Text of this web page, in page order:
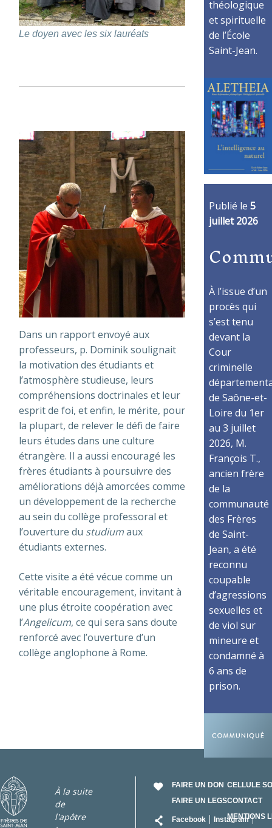
Le doyen avec les six lauréats
Dans un rapport envoyé aux
professeurs, p. Dominik soulignait
la motivation des étudiants et
l’atmosphère studieuse, leurs
compréhensions doctrinales et leur
esprit de foi, et enfin, le mérite, pour
la plupart, de relever le défi de faire
leurs études dans une culture
étrangère. Il a aussi encouragé les
frères étudiants à poursuivre des
améliorations déjà amorcées comme
un développement de la recherche
au sein du collège professoral et
l’ouverture du studiumaux
étudiants externes.
Cette visite a été vécue comme un
véritable encouragement, invitant à
une plus étroite coopération avec
l’Angelicum, ce qui sera sans doute
renforcé avec l’ouverture d’un
collège anglophone à Rome.
théologique
et spirituelle
de l’École
Saint-Jean.
Publié le 5
juillet 2026
À l’issue d’un
procès qui
s’est tenu
devant la
Cour
criminelle
de Saône-et-
Loire du 1er
au 3 juillet
2026, M.
François T.,
ancien frère
de la
communauté
des Frères
de Saint-
Jean, a été
reconnu
coupable
d’agressions
sexuelles et
de viol sur
mineure et
condamné à
6 ans de
prison.
À la suite
de
l'apôtre
FAIRE UN DON
FAIRE UN LEGS
Facebook
Instagram
CELLULE
CONTACT
MENTIONS